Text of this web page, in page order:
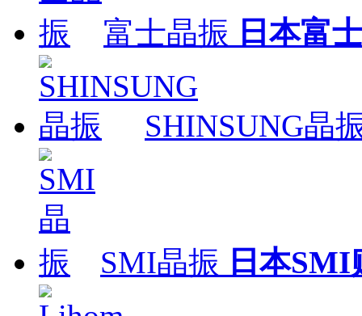
富士晶振 日本富
SHINSUNG晶
SMI晶振 日本SMI